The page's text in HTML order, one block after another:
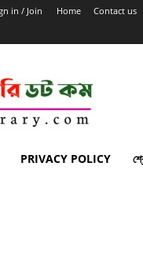
in / Join Home Contact us
PRIVACY POLICY